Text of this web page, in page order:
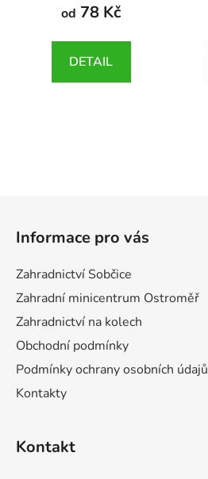
od 78 Kč
DETAIL
Informace pro vás
Zahradnictví Sobčice
Zahradní minicentrum Ostroměř
Zahradnictví na kolech
Obchodní podmínky
Podmínky ochrany osobních údajů
Kontakty
Kontakt